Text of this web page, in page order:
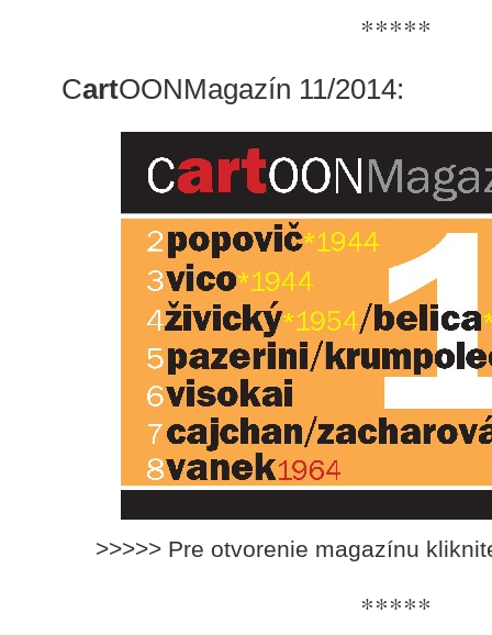
*****
CartOONMagazín 11/2014:
>>>>> Pre otvorenie magazínu
*****